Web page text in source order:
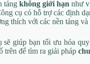
tảng không giới hạn như
cụ có hỗ trợ các định
thích với các nền tảng
sẽ giúp bạn tối ưu hóa
trên để tìm ra giải pháp